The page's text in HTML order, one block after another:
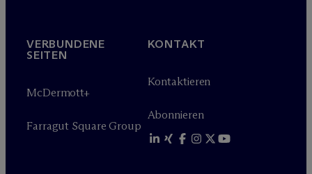
VERBUNDENE
SEITEN
McDermott+
Farragut Square Group
KONTAKT
Kontaktieren
Abonnieren